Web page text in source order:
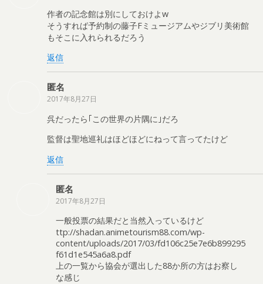
作者の記念館は別にしておけよw
そうすれば予約制の藤子Fミュージアムやジブリ美術館
もそこに入れられるだろう
返信
匿名
2017年8月27日
呉だったら｢この世界の片隅に｣だろ
監督は聖地巡礼はほどほどにねって言ってたけど
返信
匿名
2017年8月27日
一般投票の結果だと当然入っているけど
ttp://shadan.animetourism88.com/wp-
content/uploads/2017/03/fd106c25e7e6b899295
f61d1e545a6a8.pdf
上の一覧から協会が選出した88か所の方はお察し
な感じ